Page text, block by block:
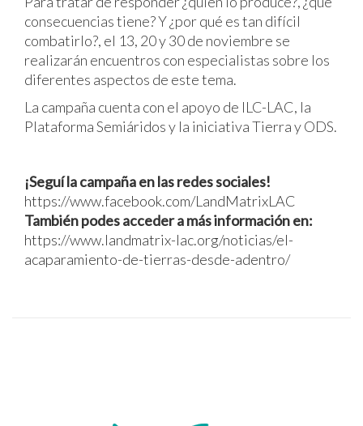
consecuencias tiene? Y ¿por qué es tan difícil
combatirlo?, el 13, 20 y 30 de noviembre se
realizarán encuentros con especialistas sobre los
diferentes aspectos de este tema.
La campaña cuenta con el apoyo de ILC-LAC, la
Plataforma Semiáridos y la iniciativa Tierra y ODS.
¡Seguí la campaña en las redes sociales!
https://www.facebook.com/LandMatrixLAC
También podes acceder a más información en:
https://www.landmatrix-lac.org/noticias/el-
acaparamiento-de-tierras-desde-adentro/